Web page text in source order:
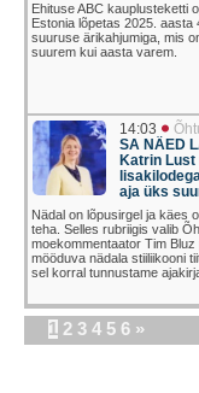
Ehituse ABC kauplusteketti
Estonia lõpetas 2025. aasta
suuruse ärikahjumiga, mis
suurem kui aasta varem.
14:03
SA NÄED
Katrin
aja üks
Nädal on lõpusirgel ja käes
teha. Selles rubriigis valib
moekommentaator Tim
mööduva nädala stiiliikooni
sel korral tunnustame
1 2 3 4 5 6 »